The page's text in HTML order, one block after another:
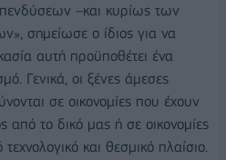
–και κυρίως των
σημείωσε ο ίδιος για να
αυτή προϋποθέτει ένα
Γενικά, οι ξένες άμεσες
σε οικονομίες που έχουν
από το δικό μας ή σε οικονομίες
και θεσμικό πλαίσιο.